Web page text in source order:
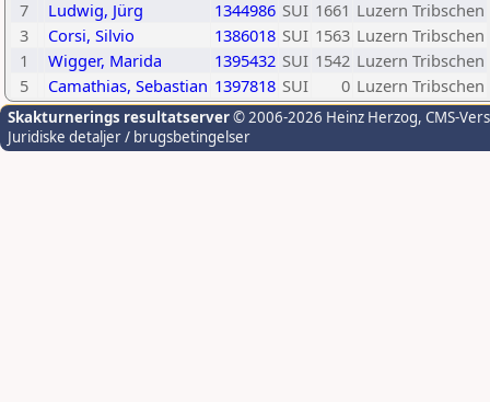
7
Ludwig, Jürg 1344986 SUI 1661 Luzern Tribschen
3
Corsi, Silvio 1386018 SUI 1563 Luzern Tribschen
1
Wigger, Marida 1395432 SUI 1542 Luzern Tribschen
5
Camathias, Sebastian 1397818 SUI 0 Luzern Tribschen
Skakturnerings resultatserver© 2006-2026 Heinz Herzog, CMS-
Juridiske detaljer / brugsbetingelser